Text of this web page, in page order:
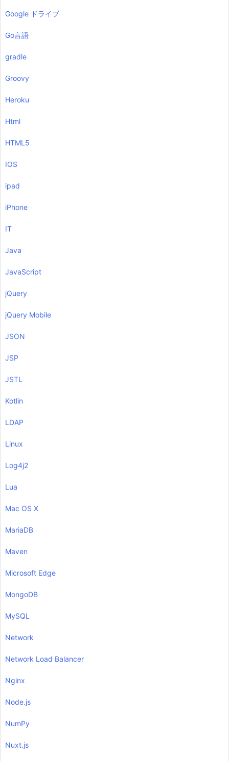
Google ドライブ
Go言語
gradle
Groovy
Heroku
Html
HTML5
IOS
ipad
iPhone
IT
Java
JavaScript
jQuery
jQuery Mobile
JSON
JSP
JSTL
Kotlin
LDAP
Linux
Log4j2
Lua
Mac OS X
MariaDB
Maven
Microsoft Edge
MongoDB
MySQL
Network
Network Load Balancer
Nginx
Node.js
NumPy
Nuxt.js